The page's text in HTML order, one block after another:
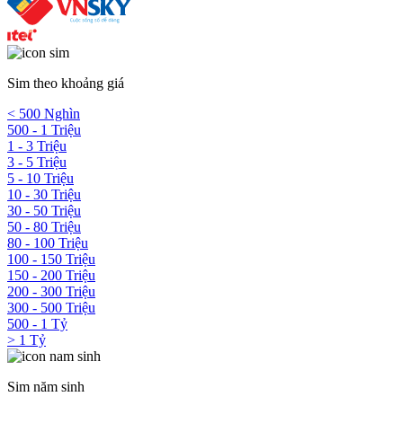
Sim theo khoảng giá
< 500 Nghìn
500 - 1 Triệu
1 - 3 Triệu
3 - 5 Triệu
5 - 10 Triệu
10 - 30 Triệu
30 - 50 Triệu
50 - 80 Triệu
80 - 100 Triệu
100 - 150 Triệu
150 - 200 Triệu
200 - 300 Triệu
300 - 500 Triệu
500 - 1 Tỷ
> 1 Tỷ
Sim năm sinh